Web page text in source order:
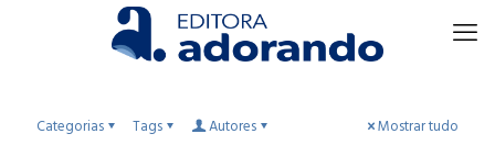
Categorias Tags Autores Mostrar tudo